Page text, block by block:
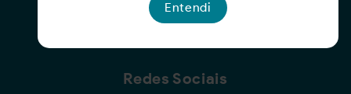
Criar Oportunidade
Redes Sociais
Entendi